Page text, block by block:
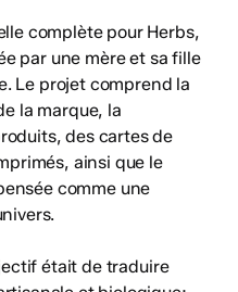
complète pour Herbs,
par une mère et sa fille
Le projet comprend la
la marque, la
des cartes de
ainsi que le
comme une
était de traduire